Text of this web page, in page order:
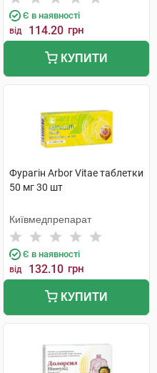
Є в наявності
від 114.20 грн
КУПИТИ
Фурагін Arbor Vitae таблетки
50 мг 30 шт
Київмедпрепарат
Є в наявності
від 132.10 грн
КУПИТИ